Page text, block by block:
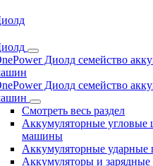
Диолд семейство
Диолд семейство
Смотреть весь раздел
Аккумуляторные
машины
Аккумуляторные ударные
Аккумуляторы и зарядные